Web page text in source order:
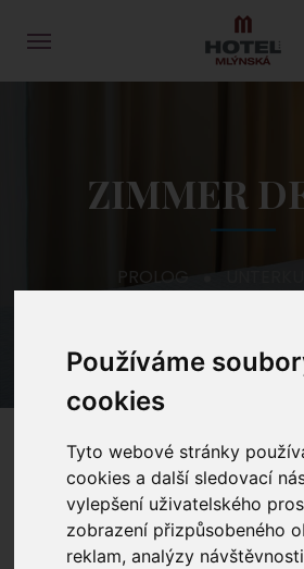
Používáme
cookies
Tyto webové stránky
cookies a další sledovací
vylepšení uživatelského
zobrazení přizpůsobeného
reklam, analýzy
ZIMMER
PROLOG